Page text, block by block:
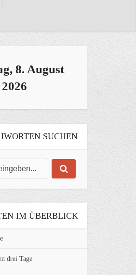
8. August
2026
SUCHEN
IM ÜBERBLICK
drei Tage